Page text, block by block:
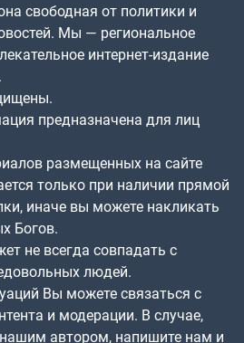
свободная от политики и
Мы — региональное
интернет-издание
предназначена для лиц
размещенных на сайте
только при наличии прямой
иначе вы можете накликать
Богов.
не всегда совпадать с
людей.
Вы можете связаться с
и модерации. В случае,
нашим автором, напишите нам и